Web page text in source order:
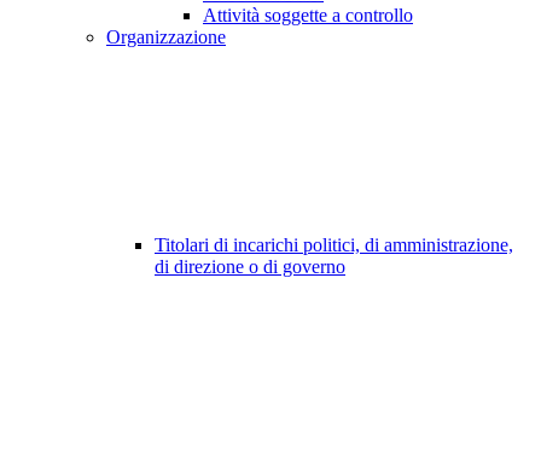
Attività soggette a controllo
Organizzazione
Titolari di incarichi politici, di amministrazione,
di direzione o di governo